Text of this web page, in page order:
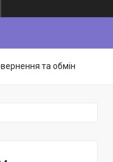
та обмін